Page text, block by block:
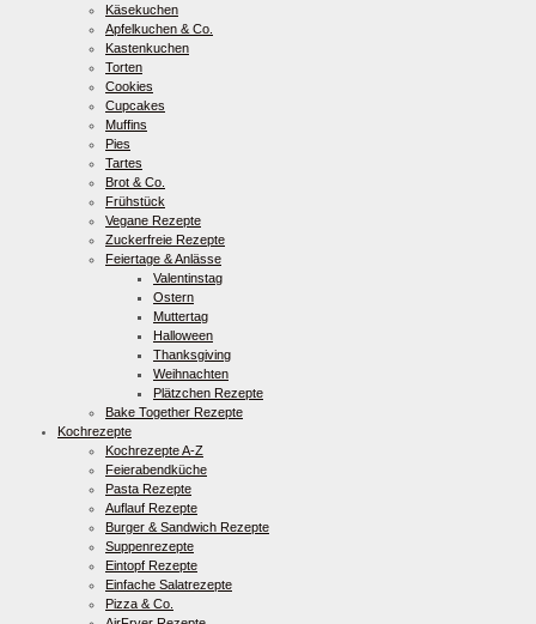
Käsekuchen
Apfelkuchen & Co.
Kastenkuchen
Torten
Cookies
Cupcakes
Muffins
Pies
Tartes
Brot & Co.
Frühstück
Vegane Rezepte
Zuckerfreie Rezepte
Feiertage & Anlässe
Valentinstag
Ostern
Muttertag
Halloween
Thanksgiving
Weihnachten
Plätzchen Rezepte
Bake Together Rezepte
Kochrezepte
Kochrezepte A-Z
Feierabendküche
Pasta Rezepte
Auflauf Rezepte
Burger & Sandwich Rezepte
Suppenrezepte
Eintopf Rezepte
Einfache Salatrezepte
Pizza & Co.